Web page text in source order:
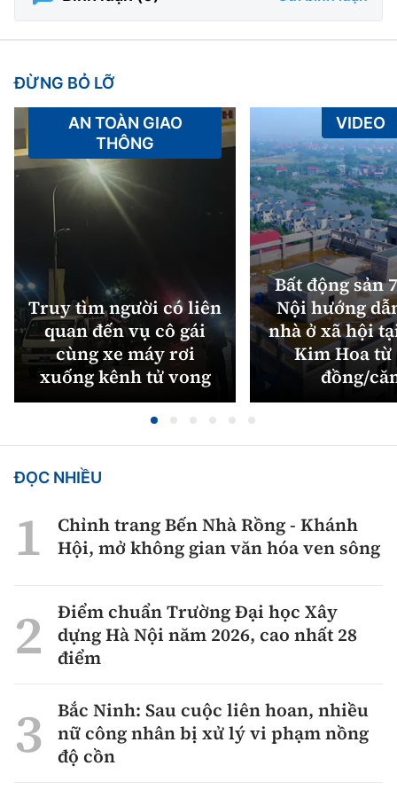
ĐỪNG BỎ LỠ
Truy tìm người có liên
quan đến vụ cô gái
cùng xe máy rơi
xuống kênh tử vong
AN TOÀN GIAO
THÔNG
Bất động sản
Nội hướng
nhà ở xã hội
Kim Hoa từ
đồng/
VIDEO
ĐỌC NHIỀU
Chỉnh trang Bến Nhà Rồng - Khánh
Hội, mở không gian văn hóa ven sông
Điểm chuẩn Trường Đại học Xây
dựng Hà Nội năm 2026, cao nhất 28
điểm
Bắc Ninh: Sau cuộc liên hoan, nhiều
nữ công nhân bị xử lý vi phạm nồng
độ cồn